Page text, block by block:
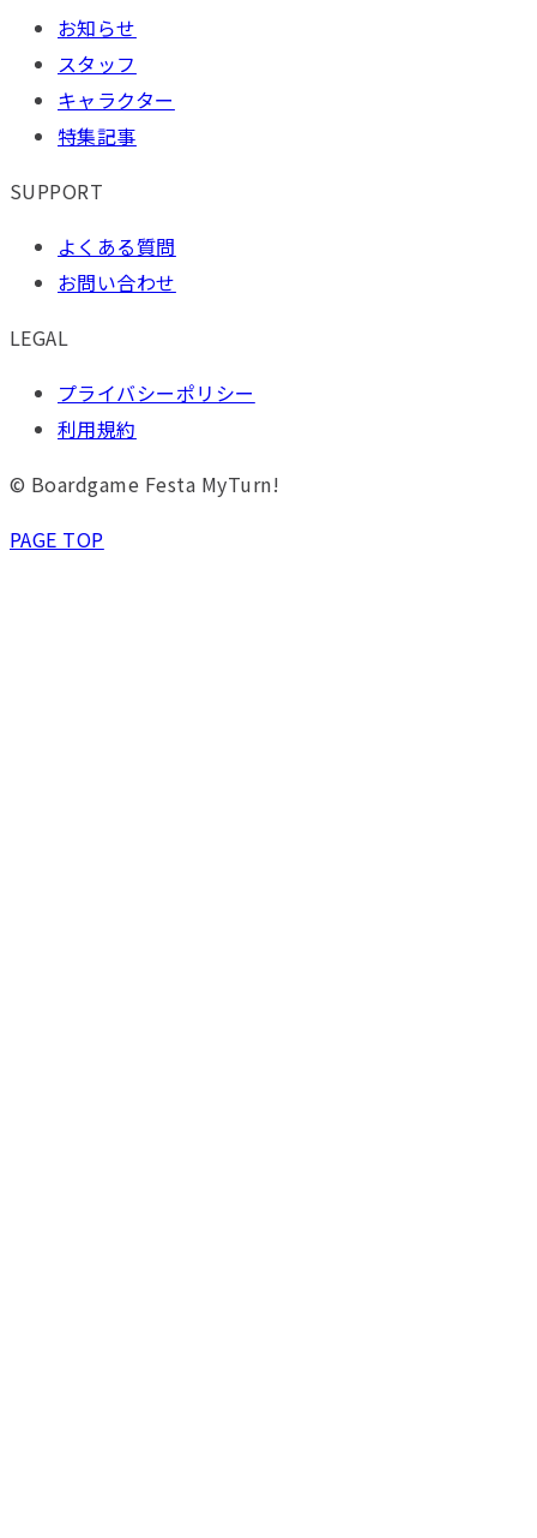
お知らせ
スタッフ
キャラクター
特集記事
SUPPORT
よくある質問
お問い合わせ
LEGAL
プライバシーポリシー
利用規約
© Boardgame Festa MyTurn!
PAGE TOP